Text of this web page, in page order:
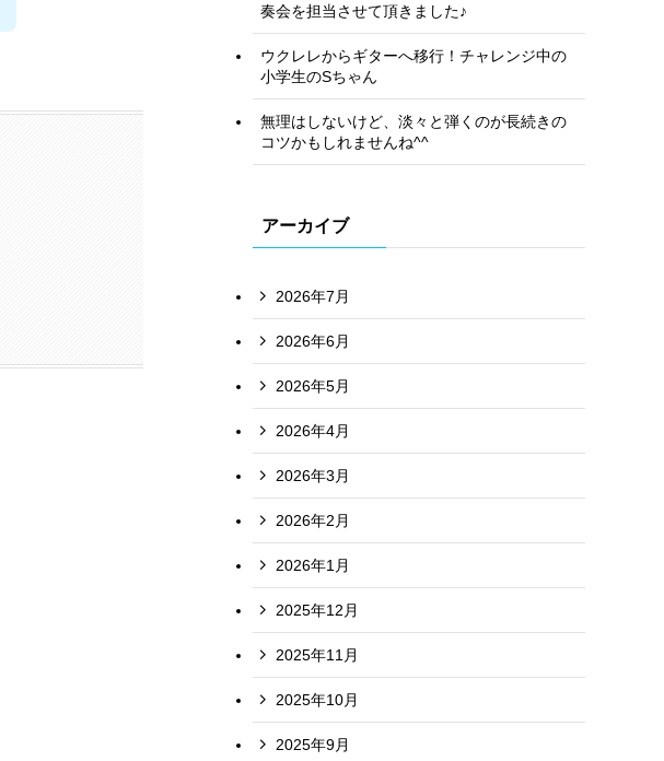
奏会を担当させて頂きました♪
ウクレレからギターへ移行！チャレンジ中の
小学生のSちゃん
無理はしないけど、淡々と弾くのが長続きの
コツかもしれませんね^^
アーカイブ
2026年7月
2026年6月
2026年5月
2026年4月
2026年3月
2026年2月
2026年1月
2025年12月
2025年11月
2025年10月
2025年9月